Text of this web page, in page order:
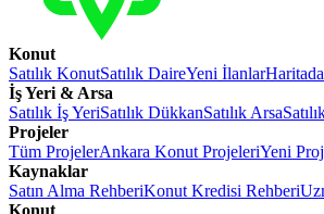
Konut
Satılık KonutSatılık DaireYeni İlanlar
İş Yeri & Arsa
Satılık İş YeriSatılık DükkanSatılık Arsa
Projeler
Tüm ProjelerAnkara Konut ProjeleriYeni
Kaynaklar
Satın Alma RehberiKonut Kredisi Rehberi
Konut